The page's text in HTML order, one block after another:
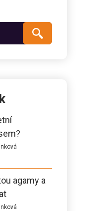
agamy a